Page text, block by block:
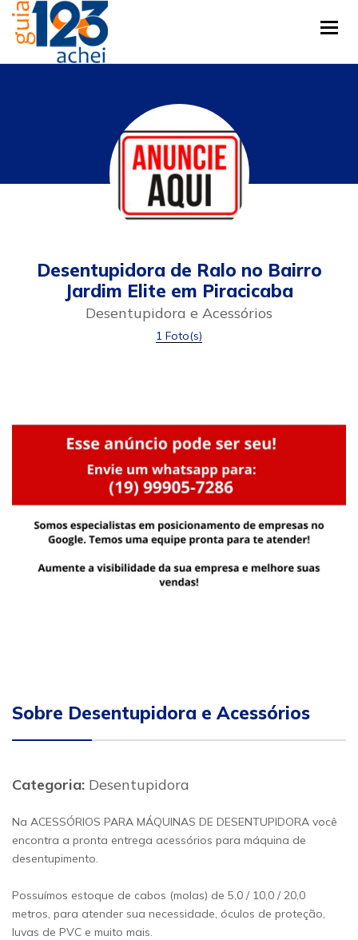
Desentupidora de Ralo no Bairro
Jardim Elite em Piracicaba
Desentupidora e Acessórios
1 Foto(s)
Sobre Desentupidora e Acessórios
Categoria: Desentupidora
Na ACESSÓRIOS PARA MÁQUINAS DE DESENTUPIDORA você
encontra a pronta entrega acessórios para máquina de
desentupimento.
Possuímos estoque de cabos (molas) de 5,0 / 10,0 / 20,0
metros, para atender sua necessidade, óculos de proteção,
luvas de PVC e muito mais.